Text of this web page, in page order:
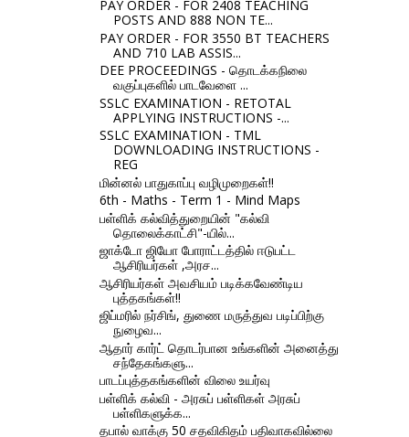
PAY ORDER - FOR 2408 TEACHING
POSTS AND 888 NON TE...
PAY ORDER - FOR 3550 BT TEACHERS
AND 710 LAB ASSIS...
DEE PROCEEDINGS - தொடக்கநிலை
வகுப்புகளில் பாடவேளை ...
SSLC EXAMINATION - RETOTAL
APPLYING INSTRUCTIONS -...
SSLC EXAMINATION - TML
DOWNLOADING INSTRUCTIONS -
REG
மின்னல் பாதுகாப்பு வழிமுறைகள்!!
6th - Maths - Term 1 - Mind Maps
பள்ளிக் கல்வித்துறையின் "கல்வி
தொலைக்காட்சி"-யில்...
ஜாக்டோ ஜியோ போராட்டத்தில் ஈடுபட்ட
ஆசிரியர்கள் ,அரச...
ஆசிரியர்கள் அவசியம் படிக்கவேண்டிய
புத்தகங்கள்!!
ஜிப்மரில் நர்சிங், துணை மருத்துவ படிப்பிற்கு
நுழைவ...
ஆதார் கார்ட் தொடர்பான உங்களின் அனைத்து
சந்தேகங்களு...
பாடப்புத்தகங்களின் விலை உயர்வு
பள்ளிக் கல்வி - அரசுப் பள்ளிகள் அரசுப்
பள்ளிகளுக்க...
தபால் வாக்கு 50 சதவிகிதம் பதிவாகவில்லை